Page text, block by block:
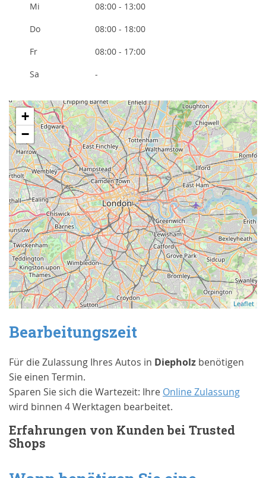
Mi
08:00 - 13:00
Do
08:00 - 18:00
Fr
08:00 - 17:00
Sa
-
+
−
Leaflet
Bearbeitungszeit
Für die Zulassung Ihres Autos in Diepholz benötigen
Sie einen Termin.
Sparen Sie sich die Wartezeit: Ihre Online Zulassung
wird binnen 4 Werktagen bearbeitet.
Erfahrungen von Kunden bei Trusted
Shops